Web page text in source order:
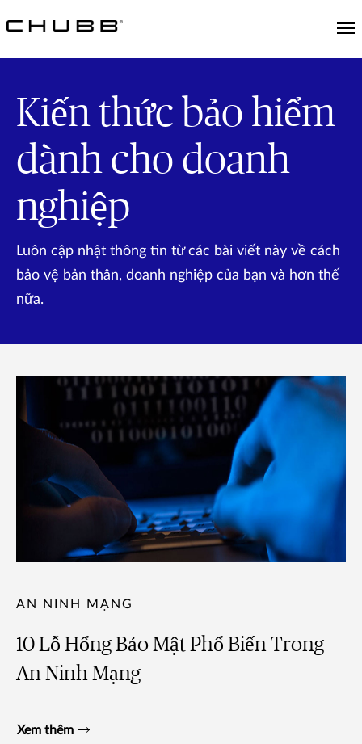
Kiến thức bảo hiểm
dành cho doanh
nghiệp
Luôn cập nhật thông tin từ các bài viết này về cách
bảo vệ bản thân, doanh nghiệp của bạn và hơn thế
nữa.
AN NINH MẠNG
10 Lỗ Hổng Bảo Mật Phổ Biến Trong
An Ninh Mạng
Xem thêm